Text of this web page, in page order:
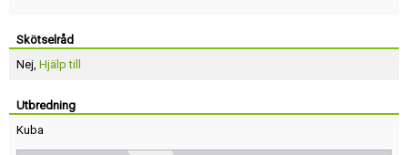
Skötselråd
Nej, Hjälp till
Utbredning
Kuba